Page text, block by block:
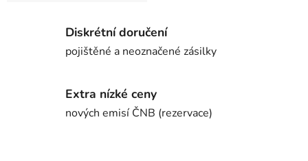
Diskrétní doručení
pojištěné a neoznačené zásilky
Extra nízké ceny
nových emisí ČNB (rezervace)